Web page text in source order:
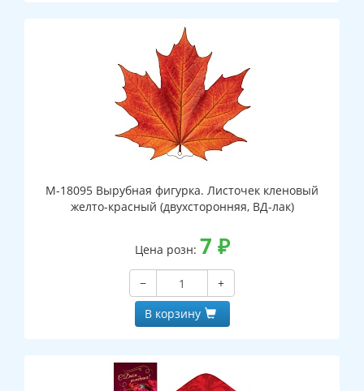
М-18095 Вырубная фигурка. Листочек кленовый
желто-красный (двухсторонняя, ВД-лак)
Цена розн: 7 ₽
−
+
В корзину